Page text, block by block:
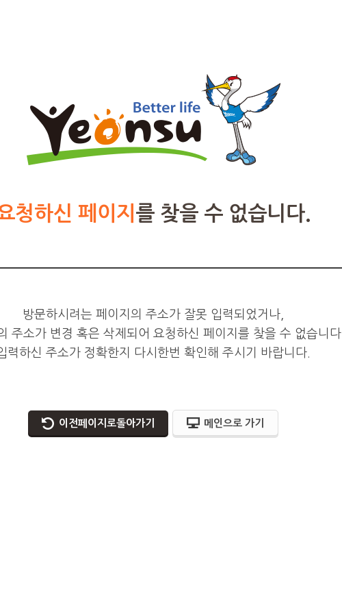
청하신 페이지 를 찾을 수 없습니다.
방문하시려는 페이지의 주소가 잘못 입력되었거나,
주소가 변경 혹은 삭제되어 요청하신 페이지를 찾을 수 없습니다.
력하신 주소가 정확한지 다시한번 확인해 주시기 바랍니다.
이전페이지로돌아가기 메인으로 가기